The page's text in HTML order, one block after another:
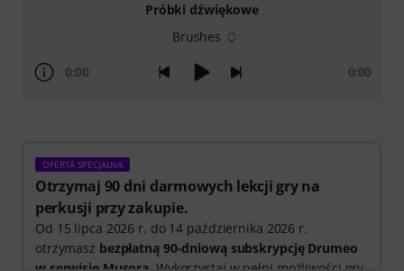
Próbki dźwiękowe
Brushes
0:00 0:00
OFERTA SPECJALNA
Otrzymaj 90 dni darmowych lekcji gry na
perkusji przy zakupie.
Od 15 lipca 2026 r. do 14 października 2026 r.
otrzymasz bezpłatną 90-dniową subskrypcję Drumeo